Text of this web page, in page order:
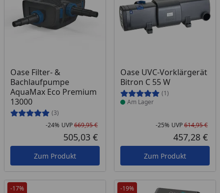
Oase Filter- &
Bachlaufpumpe
AquaMax Eco Premium
13000
(3)
Rabatt in Prozent
-24%
Ursprünglicher Preis
UVP669,95 €
Aktueller Preis
505,03 €
Zum Produkt
Oase UVC-Vorklärgerät
Bitron C 55 W
(1)
Produkt am Lager
Am Lager
-25% UVP614,95 €
457,28 €
Zum Produkt
-17% -19%